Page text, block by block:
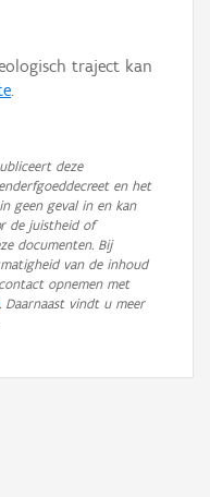
traject kan
.
deze
en het
geen geval in en kan
de juistheid of
documenten. Bij
van de inhoud
opnemen met
. Daarnaast vindt u meer